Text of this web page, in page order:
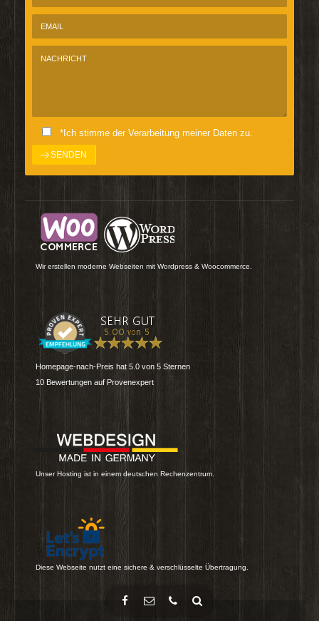
*Ich stimme der Verarbeitung meiner Daten zu.
Wir erstellen moderne Webseiten mit Wordpress & Woocommerce.
Homepage-nach-Preis hat 5.0 von 5 Sternen
10 Bewertungen auf Provenexpert
Unser Hosting ist in einem deutschen Rechenzentrum.
Diese Webseite nutzt eine sichere & verschlüsselte Übertragung.